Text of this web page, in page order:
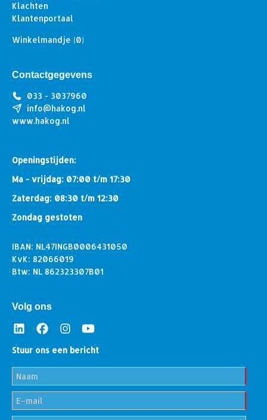
Klachten
Klantenportaal
Winkelmandje (0)
Contactgegevens
033 - 3037960
info@hakog.nl
www.hakog.nl
Openingstijden:
Ma - vrijdag: 07:00 t/m 17:30
Zaterdag: 08:30 t/m 12:30
Zondag gestoten
IBAN: NL47INGB0006431050
KvK: 82066019
Btw: NL 862323307B01
Volg ons
Stuur ons een bericht